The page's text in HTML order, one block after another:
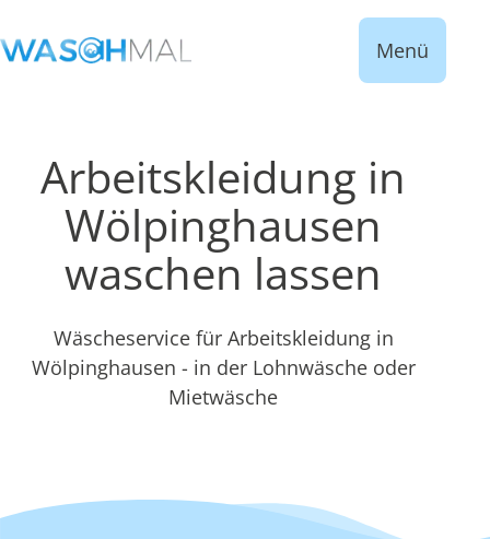
Menü
Arbeitskleidung in
Wölpinghausen
waschen lassen
Wäscheservice für Arbeitskleidung in
Wölpinghausen - in der Lohnwäsche oder
Mietwäsche